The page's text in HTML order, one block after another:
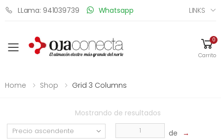
LLama: 941039739 Whatsapp LINKS
Toggle mobile menu
0
Carrito
Home Shop Grid 3 Columns
Mostrando de resultados
de →